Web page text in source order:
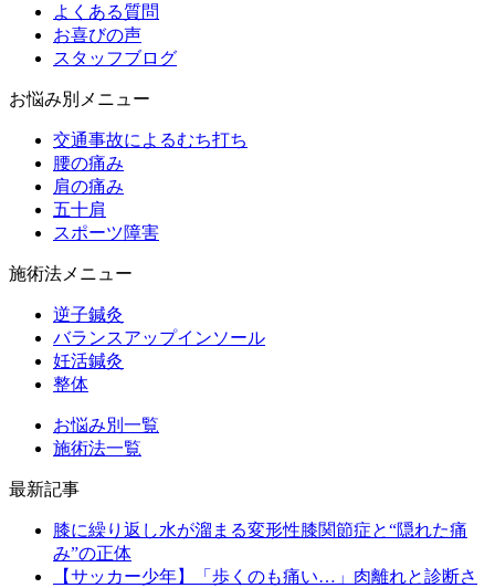
よくある質問
お喜びの声
スタッフブログ
お悩み別メニュー
交通事故によるむち打ち
腰の痛み
肩の痛み
五十肩
スポーツ障害
施術法メニュー
逆子鍼灸
バランスアップインソール
妊活鍼灸
整体
お悩み別一覧
施術法一覧
最新記事
膝に繰り返し水が溜まる変形性膝関節症と“隠れた痛
み”の正体
【サッカー少年】「歩くのも痛い…」肉離れと診断さ